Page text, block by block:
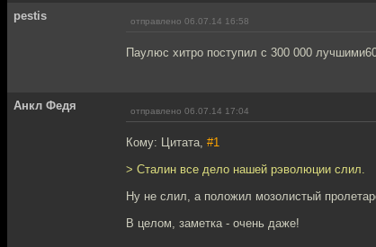
pestis отправлено 06.07.14 16:58
Паулюс хитро поступил с 300 000
Анкл Федя отправлено 06.07.14 17:04
Кому: Цитата, #1
> Сталин все дело нашей рэволюции слил.
Ну не слил, а положил мозолистый
В целом, заметка - очень даже!